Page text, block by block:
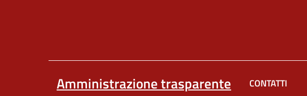
Amministrazione trasparente
CONTATTI